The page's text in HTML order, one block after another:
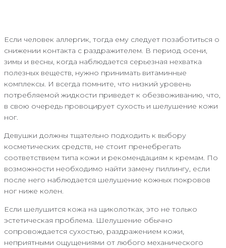
Если человек аллергик, тогда ему следует позаботиться о
снижении контакта с раздражителем. В период осени,
зимы и весны, когда наблюдается серьезная нехватка
полезных веществ, нужно принимать витаминные
комплексы. И всегда помните, что низкий уровень
потребляемой жидкости приведет к обезвоживанию, что,
в свою очередь провоцирует сухость и шелушение кожи
ног.
Девушки должны тщательно подходить к выбору
косметических средств, не стоит пренебрегать
соответствием типа кожи и рекомендациям к кремам. По
возможности необходимо найти замену пиллингу, если
после него наблюдается шелушение кожных покровов
ног ниже колен.
Если шелушится кожа на щиколотках, это не только
эстетическая проблема. Шелушение обычно
сопровождается сухостью, раздражением кожи,
неприятными ощущениями от любого механического